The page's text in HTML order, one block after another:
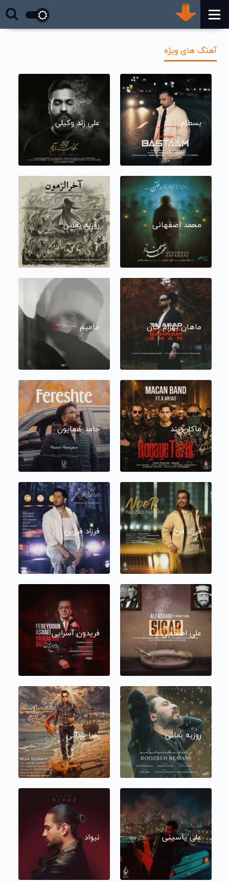
آهنگ های ویژه
بسطام علی زند وکیلی
محمد اصفهانی روزبه بمانی
ماهان بهرام خان حامیم
ماکان بند حامد همایون
فرزاد فرخ فرزاد فرزین
علی اصحابی فریدون آسرایی
روزبه بمانی رضا یزدانی
علی یاسینی نیواد